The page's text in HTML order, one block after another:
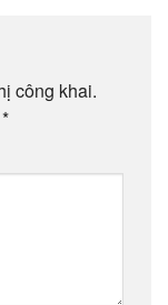
công khai.
*